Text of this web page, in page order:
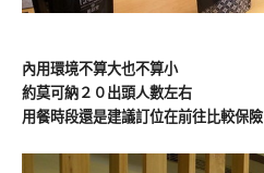
內用環境不算大也不算小
約莫可納２０出頭人數左右
用餐時段還是建議訂位在前往比較保險